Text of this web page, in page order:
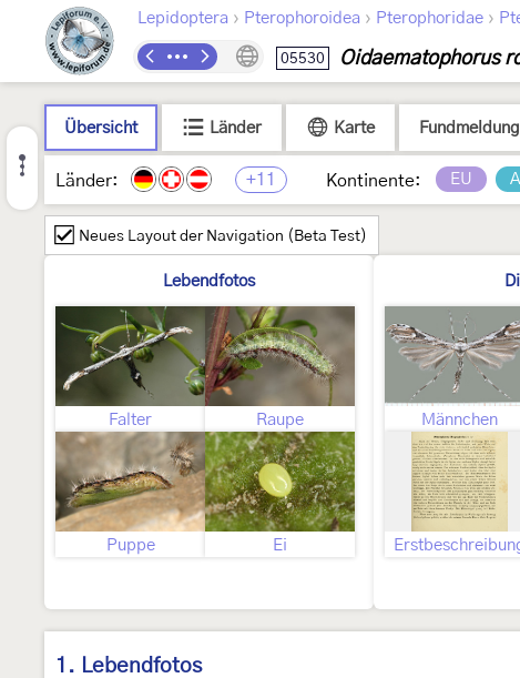
Lepidoptera › Pterophoroidea › Pterophoridae ›
05530 Oidaematophorus
Übersicht Länder Karte
Länder: +11 Kontinente: EU
Neues Layout der Navigation (Beta Test)
Lebendfotos
Falter Raupe
Puppe Ei
Männchen
1. Lebendfotos